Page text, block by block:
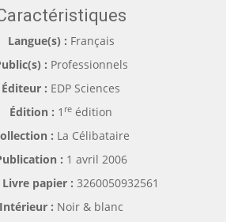
Langue(s) : Français
: Professionnels
Éditeur : EDP Sciences
Édition : 1 re édition
: La Célibataire
: 1 avril 2006
Livre papier : 3260050932561
Intérieur : Noir & blanc